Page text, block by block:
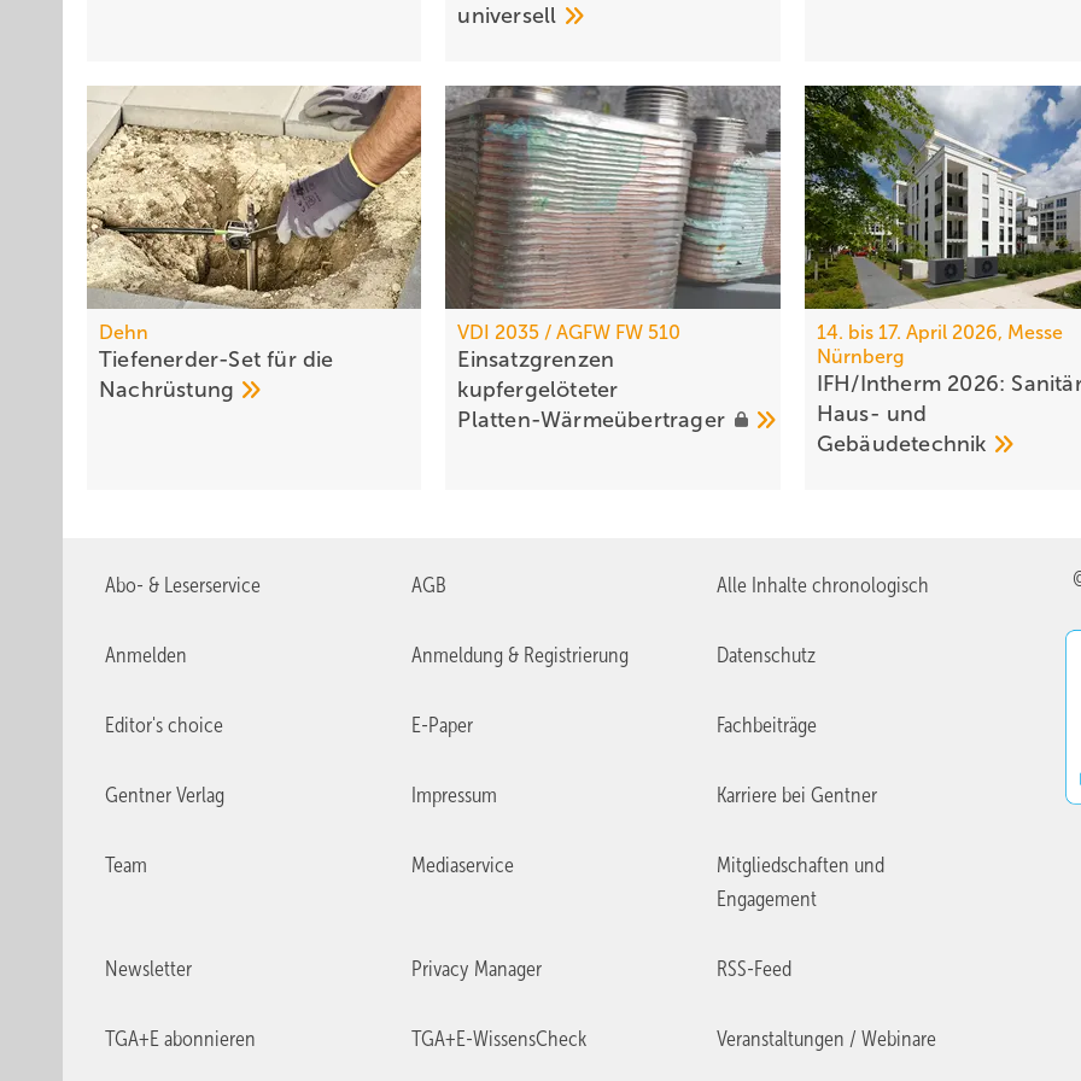
uni­ver­sell
Dehn
Tiefenerder-Set für die
Nachrüstung
VDI 2035 / AGFW FW 510
Einsatzgrenzen
kupfergelöteter
Platten-Wärme­übertrager
14. bis 17. April 2026, Messe
Nürnberg
IFH/Intherm 2026:
Haus- und
Ge­bäu­de­tech­nik
Abo- & Leserservice AGB Alle Inhalte chronologisch
Anmelden Anmeldung & Registrierung Datenschutz
Editor's choice E-Paper Fachbeiträge
Gentner Verlag Impressum Karriere bei Gentner
Team Mediaservice
Mitgliedschaften und
Engagement
Newsletter Privacy Manager RSS-Feed
TGA+E abonnieren TGA+E-WissensCheck Veranstaltungen / Webinare